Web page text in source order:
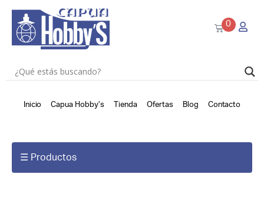
0
Inicio Capua Hobby’s Tienda Ofertas Blog Contacto
☰ Productos